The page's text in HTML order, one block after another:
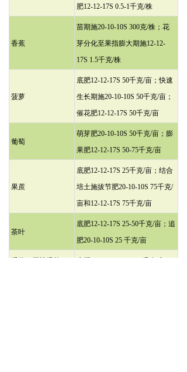
肥12-12-17S 0.5-1千克/株
香蕉
苗期施20-10-10S 300克/株；花
芽分化至果指膨大期施12-12-
17S 1.5千克/株
菠萝
底肥12-12-17S 50千克/亩；快速
生长期施20-10-10S 50千克/亩；
催花肥12-12-17S 50千克/亩
葡萄
萌芽肥20-10-10S 50千克/亩；膨
果肥12-12-17S 50-75千克/亩
果蔗
底肥12-12-17S 25千克/亩；结合
培土施拔节肥20-10-10S 75千克/
亩和12-12-17S 75千克/亩
茶叶
底肥12-12-17S 25-50千克/亩；追
肥20-10-10S 25 千克/亩